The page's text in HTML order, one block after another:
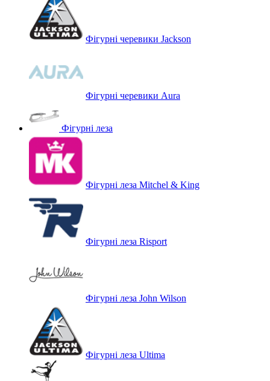
Фігурні черевики Jackson
Фігурні черевики Aura
Фігурні леза
Фігурні леза Mitchel & King
Фігурні леза Risport
Фігурні леза John Wilson
Фігурні леза Ultima